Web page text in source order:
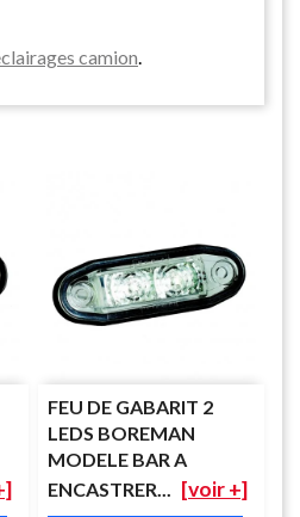
camion
FEU DE GABARIT 2
LEDS BOREMAN
MODELE BAR A
ENCASTRER...
[voir +]